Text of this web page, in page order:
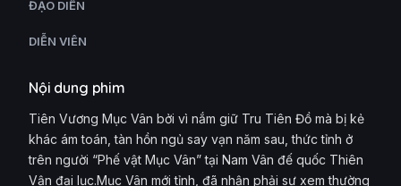
ĐẠO DIỄN
DIỄN VIÊN
Nội dung phim
Tiên Vương Mục Vân bởi vì nắm giữ Tru Tiên Đồ mà bị kẻ
khác ám toán, tàn hồn ngủ say vạn năm sau, thức tỉnh ở
trên người “Phế vật Mục Vân” tại Nam Vân đế quốc Thiên
Vận đại lục.Mục Vân mới tỉnh, đã nhận phải sự xem thường